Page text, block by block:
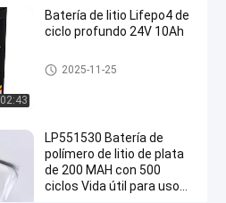
02:43
Batería de litio Lifepo4 de
ciclo profundo 24V 10Ah
batería del fosfato del hierro d
el litio 24v
2025-11-25
LP551530 Batería de
polímero de litio de plata
de 200 MAH con 500
ciclos Vida útil para uso